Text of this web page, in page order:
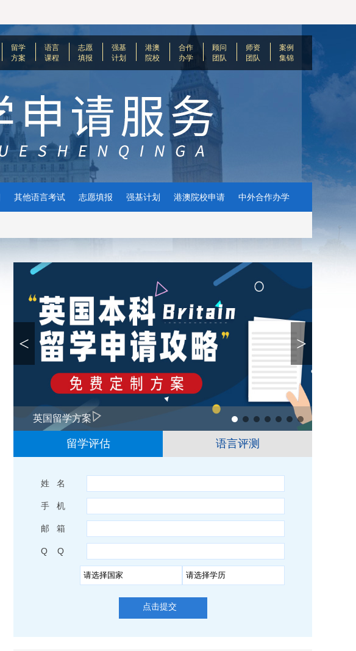
留学
方案
语言
课程
志愿
填报
强基
计划
港澳
院校
合作
办学
顾问
团队
师资
团队
案例
集锦
其他语言考试 志愿填报 强基计划 港澳院校申请 中外合作办学
英国留学方案 1 2
< >
留学评估 语言评测
姓 名
手 机
邮 箱
Q Q
点击提交